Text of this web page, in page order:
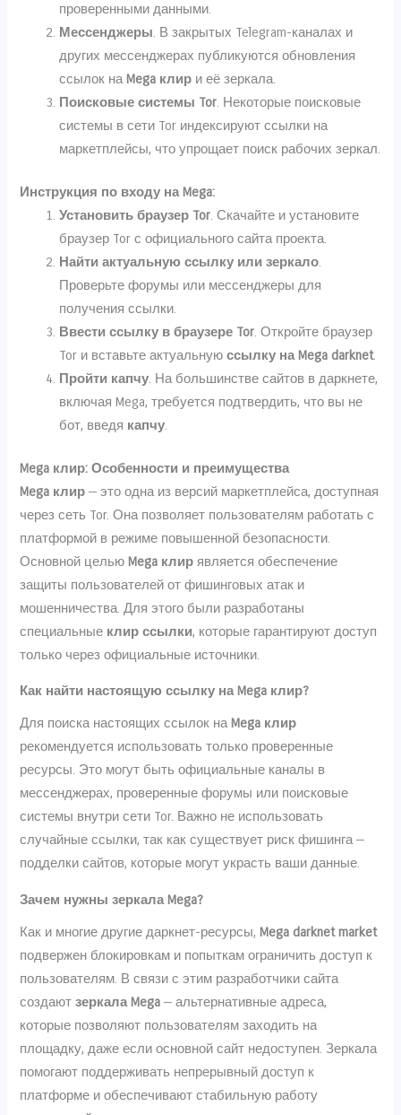
проверенными данными.
Мессенджеры. В закрытых Telegram-каналах и
других мессенджерах публикуются обновления
ссылок на Mega клир и её зеркала.
Поисковые системы Tor. Некоторые поисковые
системы в сети Tor индексируют ссылки на
маркетплейсы, что упрощает поиск рабочих зеркал.
Инструкция по входу на Mega:
Установить браузер Tor. Скачайте и установите
браузер Tor с официального сайта проекта.
Найти актуальную ссылку или зеркало.
Проверьте форумы или мессенджеры для
получения ссылки.
Ввести ссылку в браузере Tor. Откройте браузер
Tor и вставьте актуальнуюссылку на Mega darknet.
Пройти капчу. На большинстве сайтов в даркнете,
включая Mega, требуется подтвердить, что вы не
бот, введя капчу.
Mega клир: Особенности и преимущества
Mega клир — это одна из версий маркетплейса, доступная
через сеть Tor. Она позволяет пользователям работать с
платформой в режиме повышенной безопасности.
Основной целью Mega клир является обеспечение
защиты пользователей от фишинговых атак и
мошенничества. Для этого были разработаны
специальные клир ссылки, которые гарантируют доступ
только через официальные источники.
Как найти настоящую ссылку на Mega клир?
Для поиска настоящих ссылок на Mega клир
рекомендуется использовать только проверенные
ресурсы. Это могут быть официальные каналы в
мессенджерах, проверенные форумы или поисковые
системы внутри сети Tor. Важно не использовать
случайные ссылки, так как существует риск фишинга —
подделки сайтов, которые могут украсть ваши данные.
Зачем нужны зеркала Mega?
Как и многие другие даркнет-ресурсы, Mega darknet market
подвержен блокировкам и попыткам ограничить доступ к
пользователям. В связи с этим разработчики сайта
создаютзеркала Mega — альтернативные адреса,
которые позволяют пользователям заходить на
площадку, даже если основной сайт недоступен. Зеркала
помогают поддерживать непрерывный доступ к
платформе и обеспечивают стабильную работу